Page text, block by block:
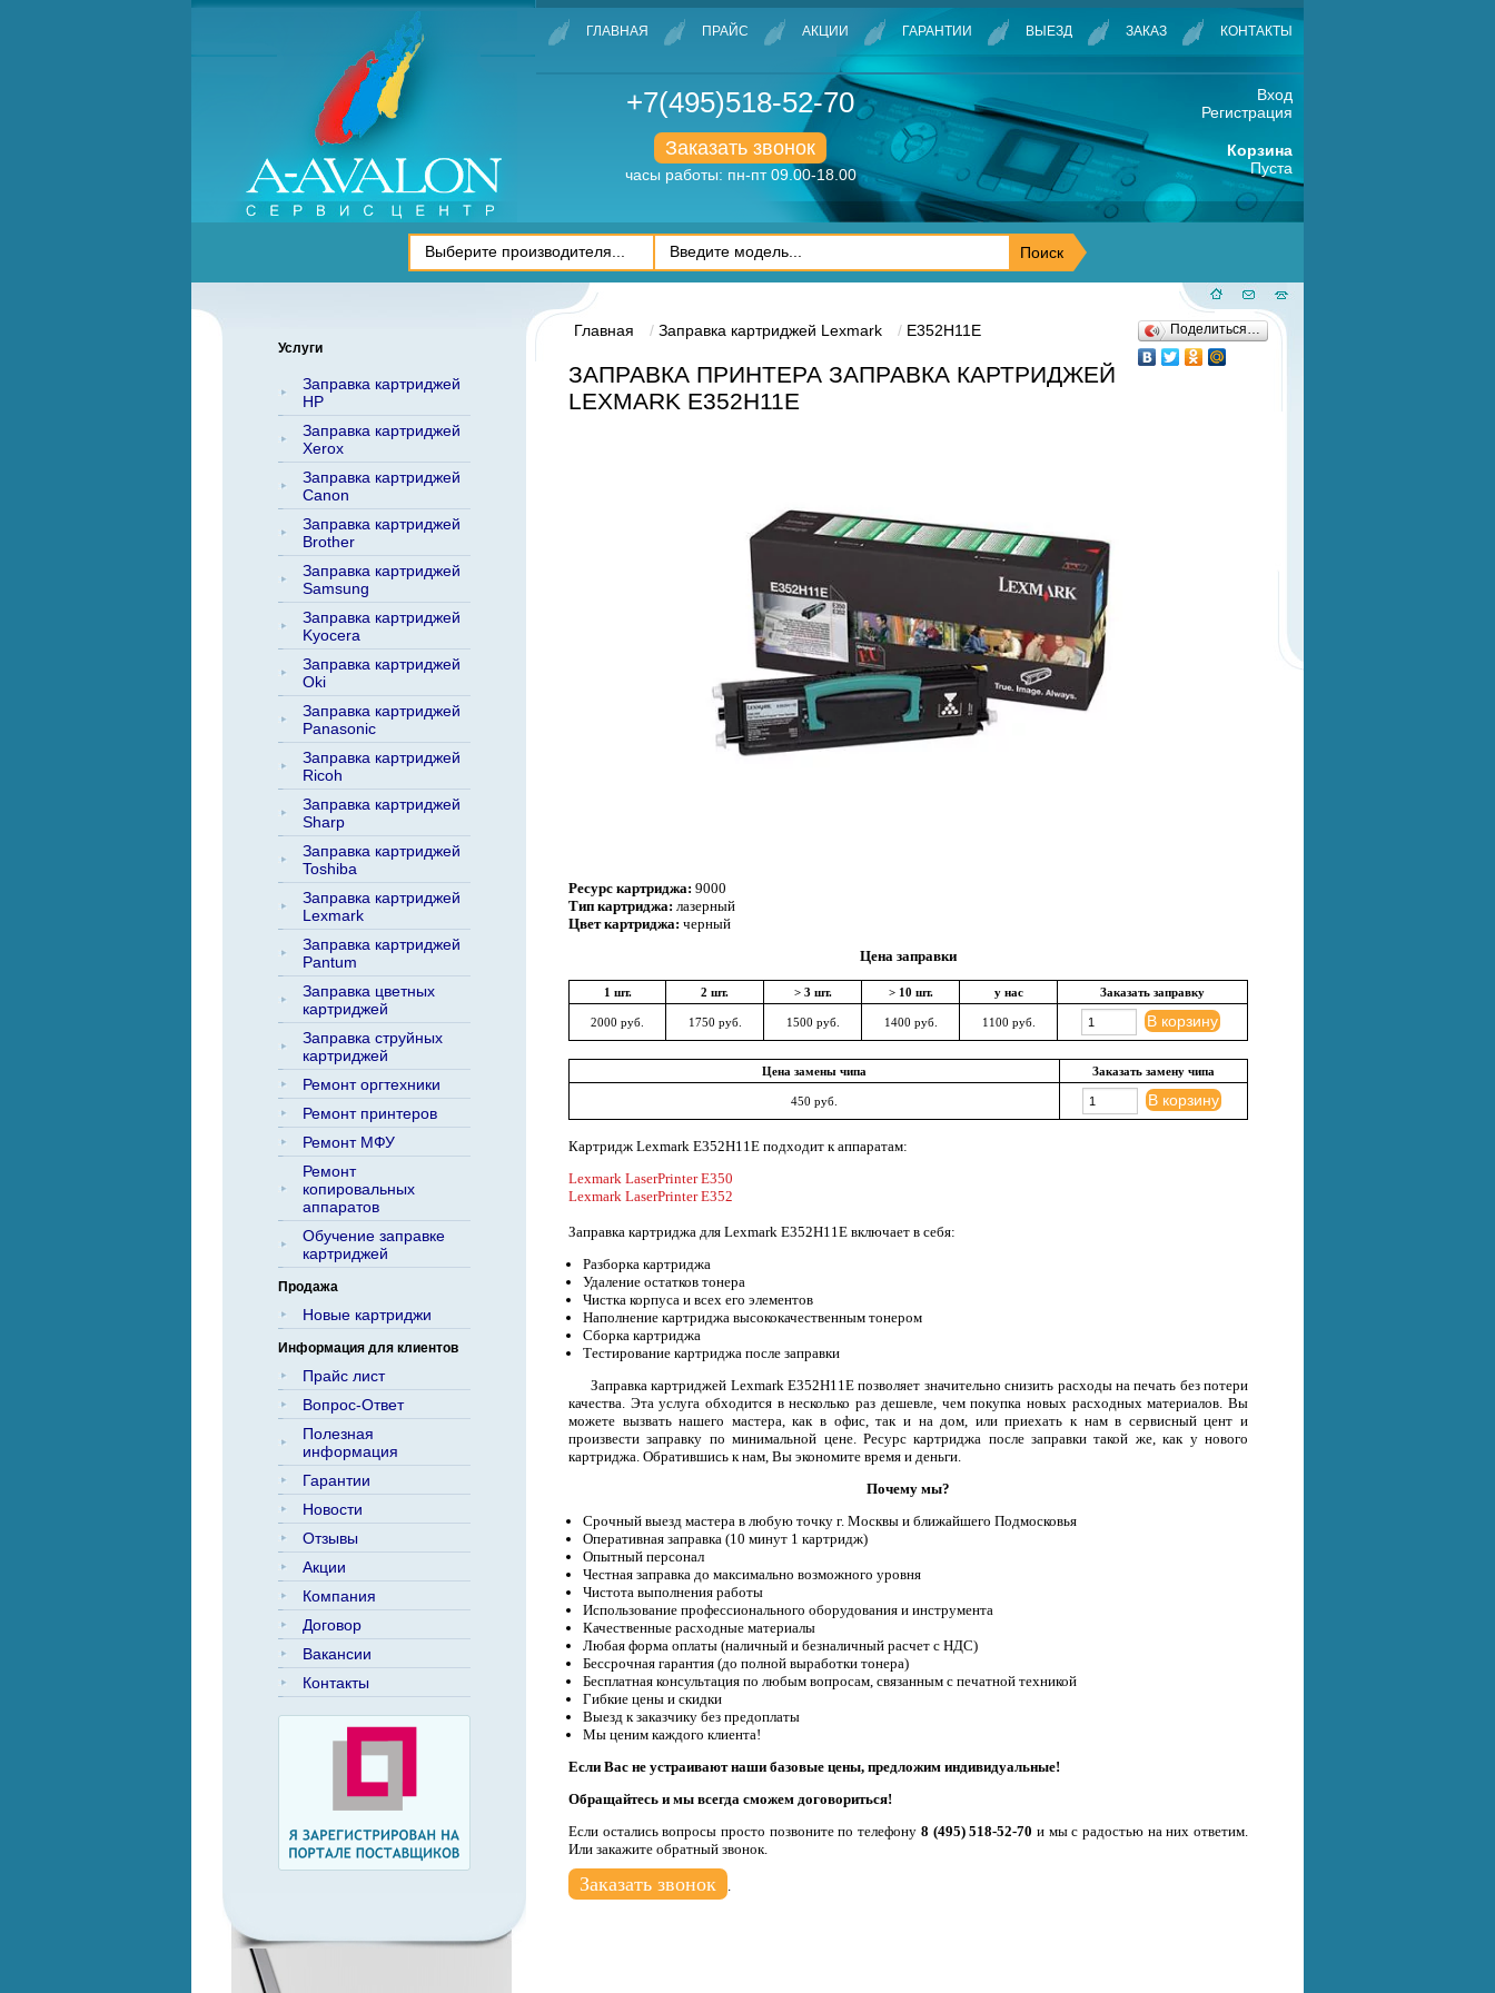
ГЛАВНАЯ ПРАЙС АКЦИИ ГАРАНТИИ ВЫЕЗД ЗАКАЗ КОНТАКТЫ
+7(495)518-52-70
Заказать звонок
часы работы: пн-пт 09.00-18.00
Вход
Регистрация
Корзина
Пуста
Услуги
Заправка картриджей
HP
Заправка картриджей
Xerox
Заправка картриджей
Canon
Заправка картриджей
Brother
Заправка картриджей
Samsung
Заправка картриджей
Kyocera
Заправка картриджей
Oki
Заправка картриджей
Panasonic
Заправка картриджей
Ricoh
Заправка картриджей
Sharp
Заправка картриджей
Toshiba
Заправка картриджей
Lexmark
Заправка картриджей
Pantum
Заправка цветных
картриджей
Заправка струйных
картриджей
Ремонт оргтехники
Ремонт принтеров
Ремонт МФУ
Ремонт
копировальных
аппаратов
Обучение заправке
картриджей
Продажа
Новые картриджи
Информация для клиентов
Прайс лист
Вопрос-Ответ
Полезная
информация
Гарантии
Новости
Отзывы
Акции
Компания
Договор
Вакансии
Контакты
Главная Заправка картриджей Lexmark E352H11E
ЗАПРАВКА ПРИНТЕРА ЗАПРАВКА КАРТРИДЖЕЙ
LEXMARK E352H11E
Поделиться…
Ресурс картриджа: 9000
Тип картриджа: лазерный
Цвет картриджа: черный
Цена заправки
1 шт. 2 шт. > 3 шт. > 10 шт. у нас Заказать заправку
2000 руб. 1750 руб. 1500 руб. 1400 руб. 1100 руб. В корзину
Цена замены чипа Заказать замену чипа
450 руб. В корзину
Картридж Lexmark E352H11E подходит к аппаратам:
Lexmark LaserPrinter E350
Lexmark LaserPrinter E352
Заправка картриджа для Lexmark E352H11E включает в себя:
Разборка картриджа
Удаление остатков тонера
Чистка корпуса и всех его элементов
Наполнение картриджа высококачественным тонером
Сборка картриджа
Тестирование картриджа после заправки
Заправка картриджей Lexmark E352H11E позволяет значительно снизить расходы на печать без потери
качества. Эта услуга обходится в несколько раз дешевле, чем покупка новых расходных материалов. Вы
можете вызвать нашего мастера, как в офис, так и на дом, или приехать к нам в сервисный цент и
произвести заправку по минимальной цене. Ресурс картриджа после заправки такой же, как у нового
картриджа. Обратившись к нам, Вы экономите время и деньги.
Почему мы?
Срочный выезд мастера в любую точку г. Москвы и ближайшего Подмосковья
Оперативная заправка (10 минут 1 картридж)
Опытный персонал
Честная заправка до максимально возможного уровня
Чистота выполнения работы
Использование профессионального оборудования и инструмента
Качественные расходные материалы
Любая форма оплаты (наличный и безналичный расчет с НДС)
Бессрочная гарантия (до полной выработки тонера)
Бесплатная консультация по любым вопросам, связанным с печатной техникой
Гибкие цены и скидки
Выезд к заказчику без предоплаты
Мы ценим каждого клиента!
Если Вас не устраивают наши базовые цены, предложим индивидуальные!
Обращайтесь и мы всегда сможем договориться!
Если остались вопросы просто позвоните по телефону 8 (495) 518-52-70 и мы с радостью на них ответим.
Или закажите обратный звонок.
Заказать звонок .